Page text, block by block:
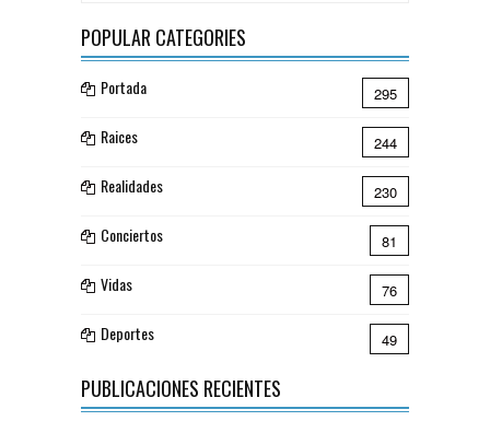
POPULAR CATEGORIES
Portada 295
Raices 244
Realidades 230
Conciertos 81
Vidas 76
Deportes 49
PUBLICACIONES RECIENTES